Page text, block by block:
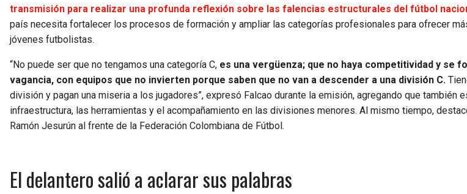
transmisión para realizar una profunda reflexión sobre las falencias estructurales del fútbol
país necesita fortalecer los procesos de formación y ampliar las categorías profesionales para ofrecer
jóvenes futbolistas.
“No puede ser que no tengamos una categoría C, es una vergüenza; que no haya competitividad y se
vagancia, con equipos que no invierten porque saben que no van a descender a una división C.
división y pagan una miseria a los jugadores”, expresó Falcao durante la emisión, agregando que también
infraestructura, las herramientas y el acompañamiento en las divisiones menores. Al mismo tiempo,
Ramón Jesurún al frente de la Federación Colombiana de Fútbol.
El delantero salió a aclarar sus palabras